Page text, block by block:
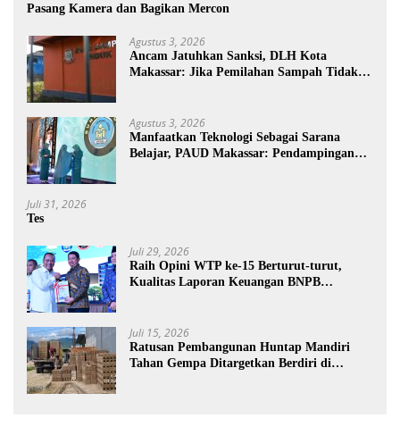
Pasang Kamera dan Bagikan Mercon
Agustus 3, 2026
Ancam Jatuhkan Sanksi, DLH Kota
Makassar: Jika Pemilahan Sampah Tidak
Agustus 3, 2026
Manfaatkan Teknologi Sebagai Sarana
Belajar, PAUD Makassar: Pendampingan
Juli 31, 2026
Tes
Juli 29, 2026
Raih Opini WTP ke-15 Berturut-turut,
Kualitas Laporan Keuangan BNPB
Juli 15, 2026
Ratusan Pembangunan Huntap Mandiri
Tahan Gempa Ditargetkan Berdiri di